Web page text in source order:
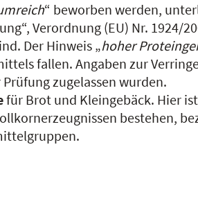
“ beworben werden,
Verordnung (EU) Nr. 1924/
Der Hinweis „hoher
fallen. Angaben zur
zugelassen wurden.
für Brot und Kleingebäck. Hier
bestehen,